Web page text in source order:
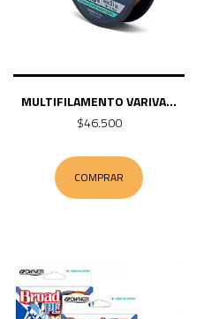
MULTIFILAMENTO VARIVA...
$46.500
COMPRAR